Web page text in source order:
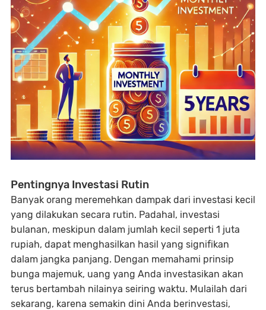
Pentingnya Investasi Rutin
Banyak orang meremehkan dampak dari investasi kecil
yang dilakukan secara rutin. Padahal, investasi
bulanan, meskipun dalam jumlah kecil seperti 1 juta
rupiah, dapat menghasilkan hasil yang signifikan
dalam jangka panjang. Dengan memahami prinsip
bunga majemuk, uang yang Anda investasikan akan
terus bertambah nilainya seiring waktu. Mulailah dari
sekarang, karena semakin dini Anda berinvestasi,